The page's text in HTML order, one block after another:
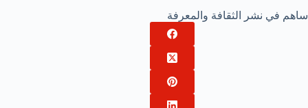
ساهم في نشر الثقافة والمعرفة